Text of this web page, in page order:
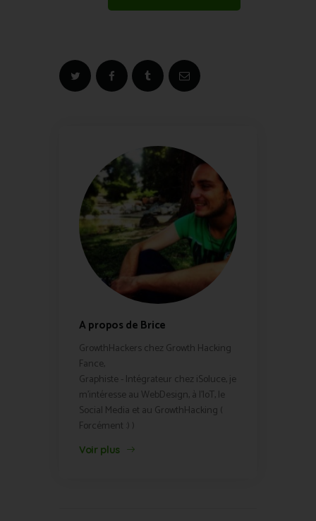
A propos de Brice
GrowthHackers chez Growth Hacking
Fance,
Graphiste - Intégrateur chez iSoluce, je
m'intéresse au WebDesign, à l'IoT, le
Social Media et au GrowthHacking (
Forcément :) )
Voir plus